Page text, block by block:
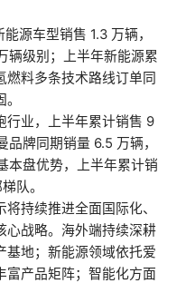
源车型销售 1.3 万辆，
辆级别；上半年新能源累
料多条技术路线订单同
行业，上半年累计销售 9
牌同期销量 6.5 万辆，
本盘优势，上半年累计销
队。
持续推进全面国际化、
心战略。海外端持续深耕
基地；新能源领域依托爱
富产品矩阵；智能化方面